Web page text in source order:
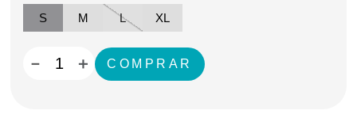
S M L XL
＋
－